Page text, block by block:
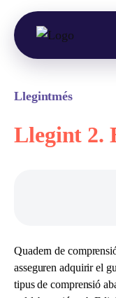
Llegintmés
Llegint 2.
Quadern de
asseguren adquirir el
tipus de comprensió